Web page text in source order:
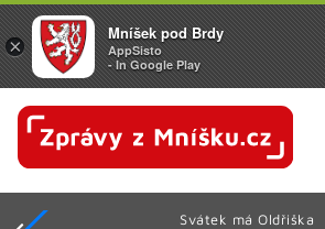
Svátek má Oldřiška
×
Mníšek pod Brdy
AppSisto
- In Google Play